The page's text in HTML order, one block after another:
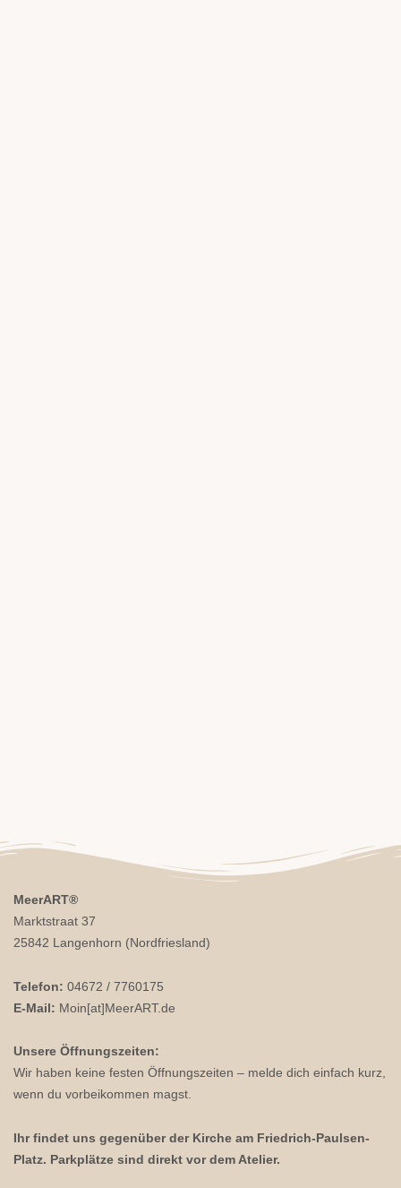
MeerART®
Marktstraat 37
25842 Langenhorn (Nordfriesland)
Telefon: 04672 / 7760175
E-Mail: Moin[at]MeerART.de
Unsere Öffnungszeiten:
Wir haben keine festen Öffnungszeiten – melde dich einfach kurz,
wenn du vorbeikommen magst.
Ihr findet uns gegenüber der Kirche am Friedrich-Paulsen-
Platz. Parkplätze sind direkt vor dem Atelier.